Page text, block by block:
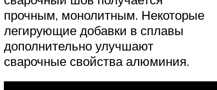
прочным, монолитным. Некоторые
легирующие добавки в сплавы
дополнительно улучшают
сварочные свойства алюминия.